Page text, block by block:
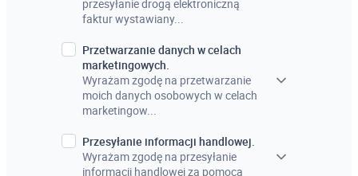
przesyłanie drogą elektroniczną
faktur wystawiany...
Przetwarzanie danych w celach
marketingowych.
Wyrażam zgodę na przetwarzanie
moich danych osobowych w celach
marketingow...
Przesyłanie informacji handlowej.
Wyrażam zgodę na przesyłanie
informacji handlowej za pomocą